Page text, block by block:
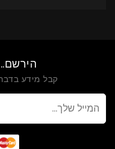
קבל מידע